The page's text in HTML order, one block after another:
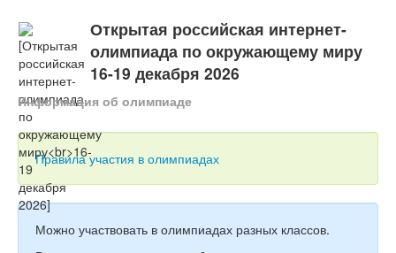
Конкурсы
Вебинары
Тесты
Книги
Игры
Учитель
Открытая российская интернет-
олимпиада по окружающему миру
16-19 декабря 2026
Информация об олимпиаде
Правила участия в олимпиадах
Можно участвовать в олимпиадах разных классов.